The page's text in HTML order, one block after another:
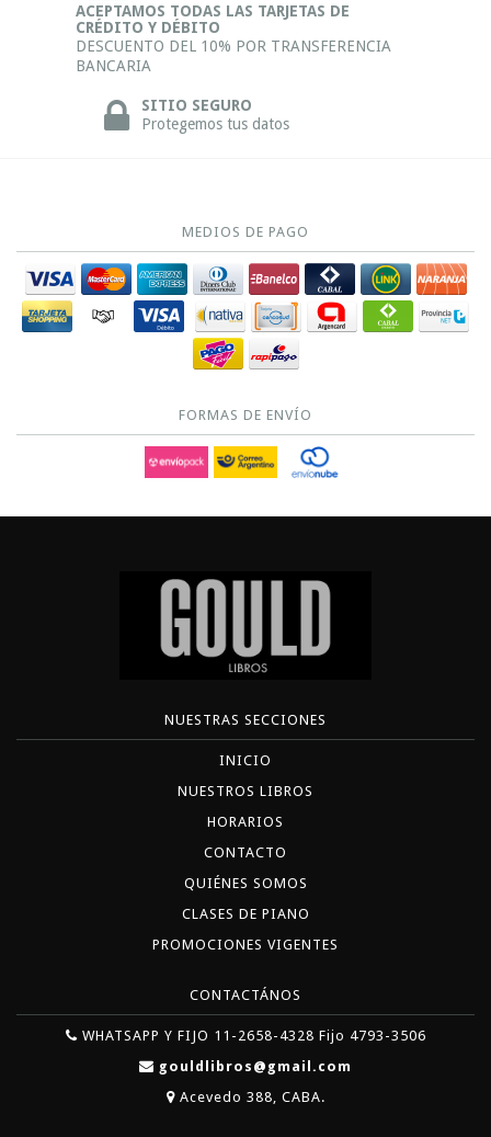
ACEPTAMOS TODAS LAS TARJETAS DE
CRÉDITO Y DÉBITO
DESCUENTO DEL 10% POR TRANSFERENCIA
BANCARIA
SITIO SEGURO
Protegemos tus datos
MEDIOS DE PAGO
FORMAS DE ENVÍO
NUESTRAS SECCIONES
INICIO
NUESTROS LIBROS
HORARIOS
CONTACTO
QUIÉNES SOMOS
CLASES DE PIANO
PROMOCIONES VIGENTES
CONTACTÁNOS
WHATSAPP Y FIJO 11-2658-4328 Fijo 4793-3506
gouldlibros@gmail.com
Acevedo 388, CABA.